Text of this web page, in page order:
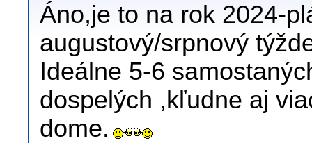
Áno,je to na rok 2024-
augustový/srpnový
Ideálne 5-6
dospelých ,kľudne aj
dome.